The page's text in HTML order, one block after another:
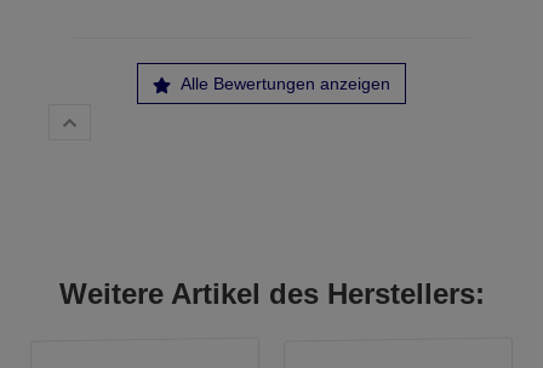
Alle Bewertungen anzeigen
Weitere Artikel des Herstellers: